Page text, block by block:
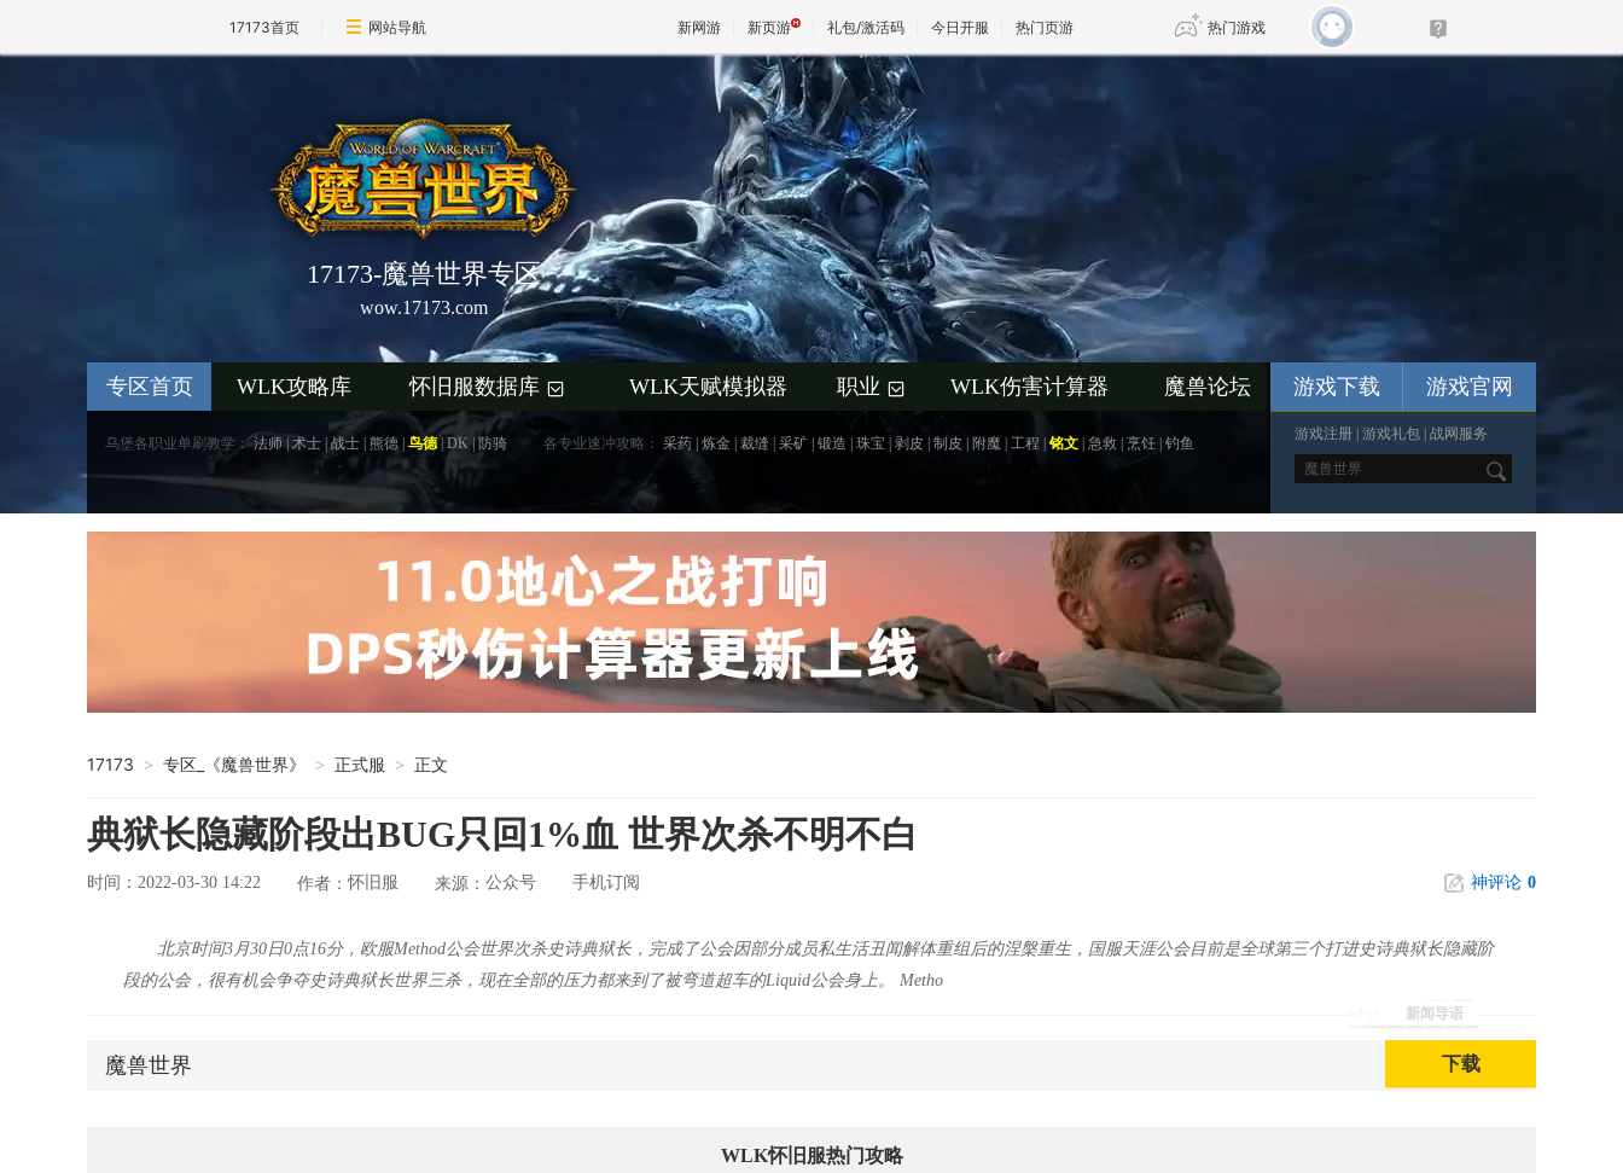
17173首页 网站导航 新网游 新页游 礼包/激活码 今日开服 热门页游 热门游戏
王权与自由 诛仙世界
17173-魔兽世界专区
wow.17173.com
专区首页 WLK攻略库 怀旧服数据库 + WLK天赋模拟器 职业 + WLK伤害计算器 魔兽论坛
乌堡各职业单刷教学： 法师 术士 |战士 熊德 鸟德| DK|防骑 各专业速冲攻略： 采药 炼金 裁缝 采矿 锻造 珠宝 剥皮 制皮 附魔 工程 铭文 急救 烹饪 钓鱼
游戏下载 游戏官网
游戏注册 游戏礼包 战网服务
*
17173 > 专区_《魔兽世界》 > 正式服 > 正文
典狱长隐藏阶段出BUG只回1%血 世界次杀不明不白
时间：2022-03-30 14:22 作者： 怀旧服 来源： 公众号 手机订阅 神评论 0
新闻导语
北京时间3月30日0点16分，欧服Method公会世界次杀史诗典狱长，完成了公会因部分成员私生活丑闻解体重组后的涅槃重生，国服天涯公会目前是全球第三个打进史诗典狱长隐藏阶
段的公会，很有机会争夺史诗典狱长世界三杀，现在全部的压力都来到了被弯道超车的Liquid公会身上。 Metho
魔兽世界 下载
WLK怀旧服热门攻略